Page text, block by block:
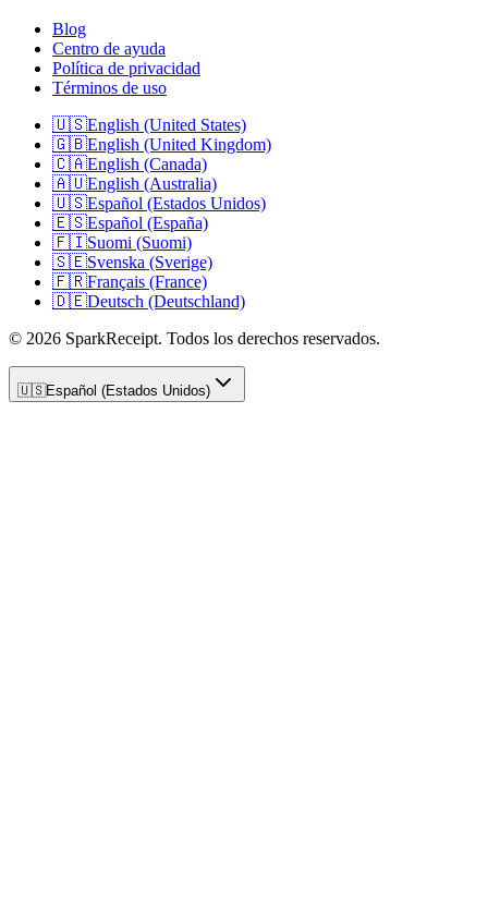
Blog
Centro de ayuda
Política de privacidad
Términos de uso
🇺🇸English (United States)
🇬🇧English (United Kingdom)
🇨🇦English (Canada)
🇦🇺English (Australia)
🇺🇸Español (Estados Unidos)
🇪🇸Español (España)
🇫🇮Suomi (Suomi)
🇸🇪Svenska (Sverige)
🇫🇷Français (France)
🇩🇪Deutsch (Deutschland)
© 2026 SparkReceipt. Todos los derechos reservados.
🇺🇸Español (Estados Unidos)